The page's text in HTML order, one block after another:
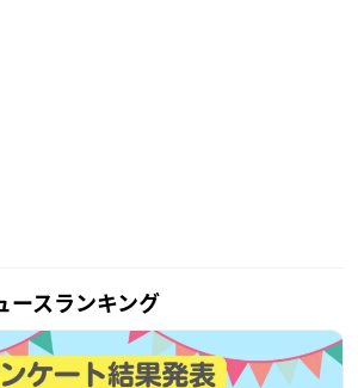
ースランキング